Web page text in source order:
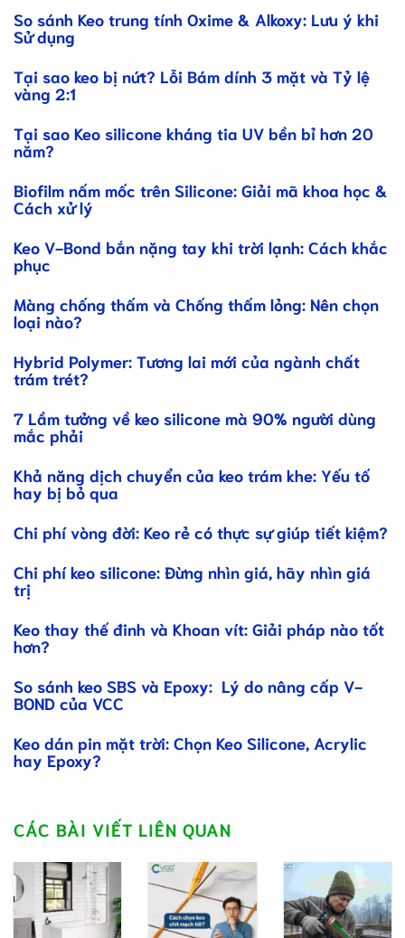
So sánh Keo trung tính Oxime & Alkoxy: Lưu ý khi
Sử dụng
Tại sao keo bị nứt? Lỗi Bám dính 3 mặt và Tỷ lệ
vàng 2:1
Tại sao Keo silicone kháng tia UV bền bỉ hơn 20
năm?
Biofilm nấm mốc trên Silicone: Giải mã khoa học &
Cách xử lý
Keo V-Bond bắn nặng tay khi trời lạnh: Cách khắc
phục
Màng chống thấm và Chống thấm lỏng: Nên chọn
loại nào?
Hybrid Polymer: Tương lai mới của ngành chất
trám trét?
7 Lầm tưởng về keo silicone mà 90% người dùng
mắc phải
Khả năng dịch chuyển của keo trám khe: Yếu tố
hay bị bỏ qua
Chi phí vòng đời: Keo rẻ có thực sự giúp tiết kiệm?
Chi phí keo silicone: Đừng nhìn giá, hãy nhìn giá
trị
Keo thay thế đinh và Khoan vít: Giải pháp nào tốt
hơn?
So sánh keo SBS và Epoxy: Lý do nâng cấp V-
BOND của VCC
Keo dán pin mặt trời: Chọn Keo Silicone, Acrylic
hay Epoxy?
CÁC BÀI VIẾT LIÊN QUAN